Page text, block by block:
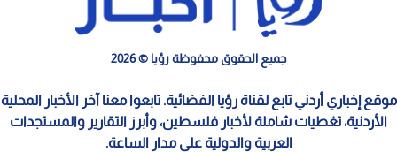
جميع الحقوق محفوظة رؤيا © 2026
موقع إخباري أردني تابع لقناة رؤيا الفضائية. تابعوا معنا آخر الأخبار المحلية
الأردنية، تغطيات شاملة لأخبار فلسطين، وأبرز التقارير والمستجدات
العربية والدولية على مدار الساعة.